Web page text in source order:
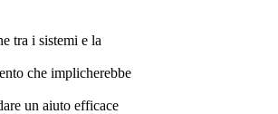
tra i sistemi e la
che implicherebbe
un aiuto efficace